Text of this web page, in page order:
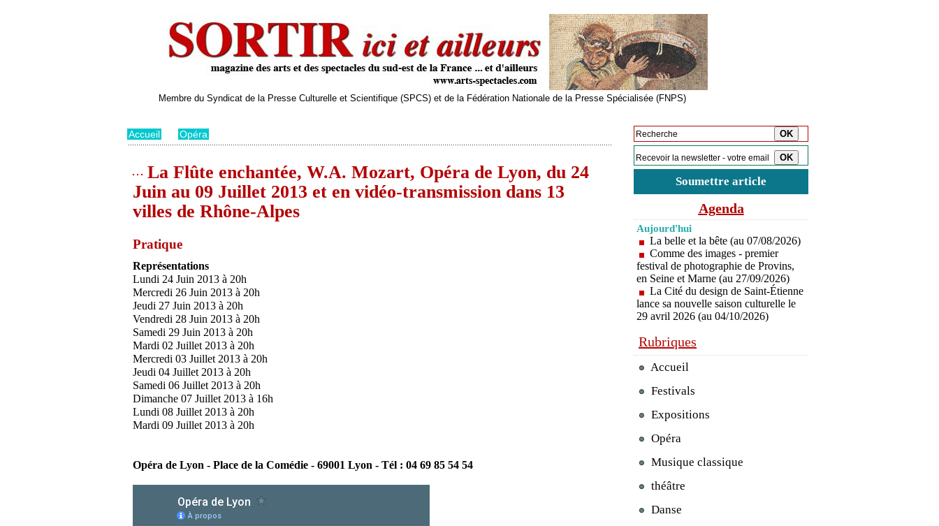
Membre du Syndicat de la Presse Culturelle et Scientifique (SPCS) et de la Fédération Nationale de la Presse Spécialisée (FNPS)
Accueil Opéra
La Flûte enchantée, W.A. Mozart, Opéra de Lyon, du 24
Juin au 09 Juillet 2013 et en vidéo-transmission dans 13
villes de Rhône-Alpes
Pratique
Représentations
Lundi 24 Juin 2013 à 20h
Mercredi 26 Juin 2013 à 20h
Jeudi 27 Juin 2013 à 20h
Vendredi 28 Juin 2013 à 20h
Samedi 29 Juin 2013 à 20h
Mardi 02 Juillet 2013 à 20h
Mercredi 03 Juillet 2013 à 20h
Jeudi 04 Juillet 2013 à 20h
Samedi 06 Juillet 2013 à 20h
Dimanche 07 Juillet 2013 à 16h
Lundi 08 Juillet 2013 à 20h
Mardi 09 Juillet 2013 à 20h
Opéra de Lyon - Place de la Comédie - 69001 Lyon - Tél : 04 69 85 54 54
Soumettre article
Agenda
Aujourd'hui
La belle et la bête (au 07/08/2026)
Comme des images - premier
festival de photographie de Provins,
en Seine et Marne (au 27/09/2026)
La Cité du design de Saint-Étienne
lance sa nouvelle saison culturelle le
29 avril 2026 (au 04/10/2026)
Rubriques
Accueil
Festivals
Expositions
Opéra
Musique classique
théâtre
Danse